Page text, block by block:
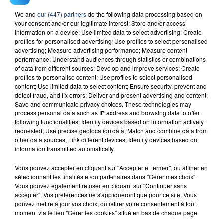
We Pray
COLDPLAY, LITTLE SIMZ, BURNA
BOY, ELYANNA & TINI
RADIO CONTACT
FIL D'ACTU
We and our (447) partnersdo the following data processing based on
your consent and/or our legitimate interest: Store and/or access
information on a device; Use limited data to select advertising; Create
profiles for personalised advertising; Use profiles to select personalised
advertising; Measure advertising performance; Measure content
performance; Understand audiences through statistics or combinations
of data from different sources; Develop and improve services; Create
profiles to personalise content; Use profiles to select personalised
content; Use limited data to select content; Ensure security, prevent and
detect fraud, and fix errors; Deliver and present advertising and content;
Save and communicate privacy choices. These technologies may
process personal data such as IP address and browsing data to offer
following functionalities: Identify devices based on information actively
requested; Use precise geolocation data; Match and combine data from
other data sources; Link different devices; Identify devices based on
information transmitted automatically.
Vous pouvez accepter en cliquant sur "Accepter et fermer", ou affiner en
sélectionnant les finalités et/ou partenaires dans "Gérer mes choix".
Vous pouvez également refuser en cliquant sur "Continuer sans
accepter". Vos préférences ne s'appliqueront que pour ce site. Vous
pouvez mettre à jour vos choix, ou retirer votre consentement à tout
moment via le lien "Gérer les cookies" situé en bas de chaque page.